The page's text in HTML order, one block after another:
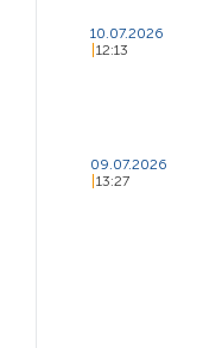
10.07.2026
12:13
09.07.2026
13:27